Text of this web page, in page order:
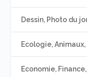
Dessin, Photo du
Ecologie,
Economie,